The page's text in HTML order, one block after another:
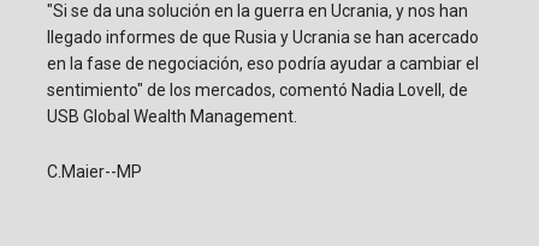
"Si se da una solución en la guerra en Ucrania, y nos han
llegado informes de que Rusia y Ucrania se han acercado
en la fase de negociación, eso podría ayudar a cambiar el
sentimiento" de los mercados, comentó Nadia Lovell, de
USB Global Wealth Management.
C.Maier--MP